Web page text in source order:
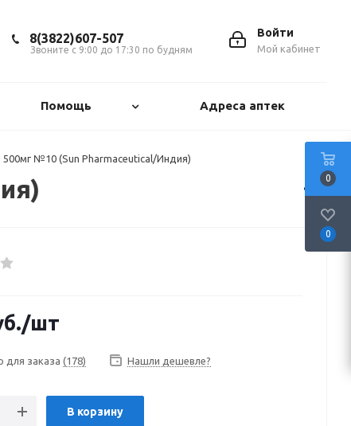
Войти
Мой кабинет
8(3822)607-507
Звоните с 9:00 до 17:30 по будням
Помощь Адреса аптек
№10 (Sun Pharmaceutical/Индия)
/шт
для заказа (178) Нашли дешевле?
В корзину
0
0